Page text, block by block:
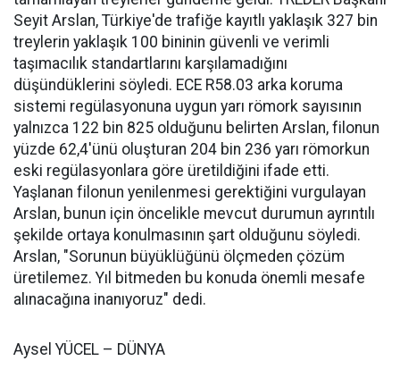
Seyit Arslan, Türkiye'de trafiğe kayıtlı yaklaşık 327 bin
treylerin yaklaşık 100 bininin güvenli ve verimli
taşımacılık standartlarını karşılamadığını
düşündüklerini söyledi. ECE R58.03 arka koruma
sistemi regülasyonuna uygun yarı römork sayısının
yalnızca 122 bin 825 olduğunu belirten Arslan, filonun
yüzde 62,4'ünü oluşturan 204 bin 236 yarı römorkun
eski regülasyonlara göre üretildiğini ifade etti.
Yaşlanan filonun yenilenmesi gerektiğini vurgulayan
Arslan, bunun için öncelikle mevcut durumun ayrıntılı
şekilde ortaya konulmasının şart olduğunu söyledi.
Arslan, "Sorunun büyüklüğünü ölçmeden çözüm
üretilemez. Yıl bitmeden bu konuda önemli mesafe
alınacağına inanıyoruz" dedi.
Aysel YÜCEL – DÜNYA